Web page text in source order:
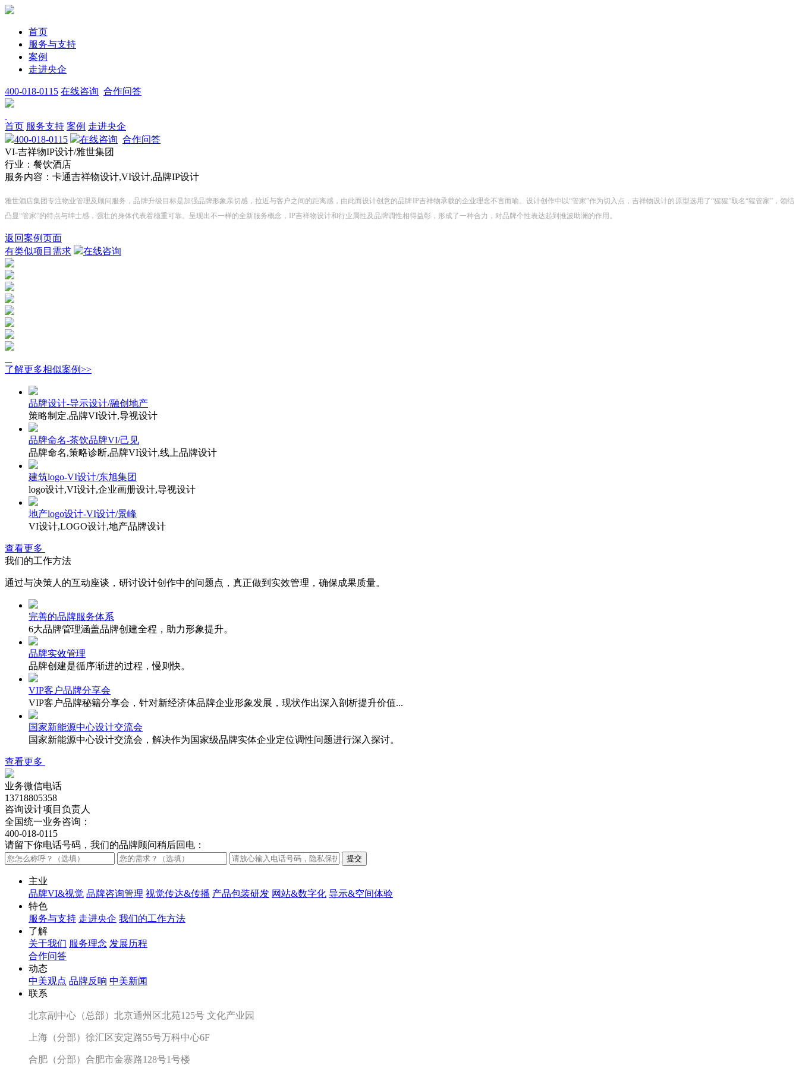
首页
服务与支持
案例
走进央企
400-018-0115 在线咨询 合作问答
首页 服务支持 案例 走进央企
400-018-0115
在线咨询 合作问答
VI-吉祥物IP设计/雅世集团
行业：餐饮酒店
服务内容：卡通吉祥物设计,VI设计,品牌IP设计
雅世酒店集团专注物业管理及顾问服务，品牌升级目标是加强品牌形象亲切感，拉近与客户之间的距离感，由此而设计创意的品牌IP吉祥物承载的企业理念不言而喻。设计创作中以“管家”作为切入点，吉祥物设计的原型选用了“猩猩”取名“猩管家”，领结
凸显“管家”的特点与绅士感，强壮的身体代表着稳重可靠。呈现出不一样的全新服务概念，IP吉祥物设计和行业属性及品牌调性相得益彰，形成了一种合力，对品牌个性表达起到推波助澜的作用。
返回案例页面
有类似项目需求
在线咨询
了解更多相似案例>>
品牌设计-导示设计/融创地产
策略制定,品牌VI设计,导视设计
品牌命名-茶饮品牌VI/己见
品牌命名,策略诊断,品牌VI设计,线上品牌设计
建筑logo-VI设计/东旭集团
logo设计,VI设计,企业画册设计,导视设计
地产logo设计-VI设计/景峰
VI设计,LOGO设计,地产品牌设计
查看更多
我们的工作方法
通过与决策人的互动座谈，研讨设计创作中的问题点，真正做到实效管理，确保成果质量。
完善的品牌服务体系
6大品牌管理涵盖品牌创建全程，助力形象提升。
品牌实效管理
品牌创建是循序渐进的过程，慢则快。
VIP客户品牌分享会
VIP客户品牌秘籍分享会，针对新经济体品牌企业形象发展，现状作出深入剖析提升价值...
国家新能源中心设计交流会
国家新能源中心设计交流会，解决作为国家级品牌实体企业定位调性问题进行深入探讨。
查看更多
业务微信电话
13718805358
咨询设计项目负责人
全国统一业务咨询：
400-018-0115
请留下你电话号码，我们的品牌顾问稍后回电：
主业
品牌VI&视觉 品牌咨询管理 视觉传达&传播 产品包装研发 网站&数字化 导示&空间体验
特色
服务与支持 走进央企 我们的工作方法
了解
关于我们 服务理念 发展历程
合作问答
动态
中美观点 品牌反响 中美新闻
联系
北京副中心（总部）北京通州区北苑125号 文化产业园
上海（分部）徐汇区安定路55号万科中心6F
合肥（分部）合肥市金寨路128号1号楼